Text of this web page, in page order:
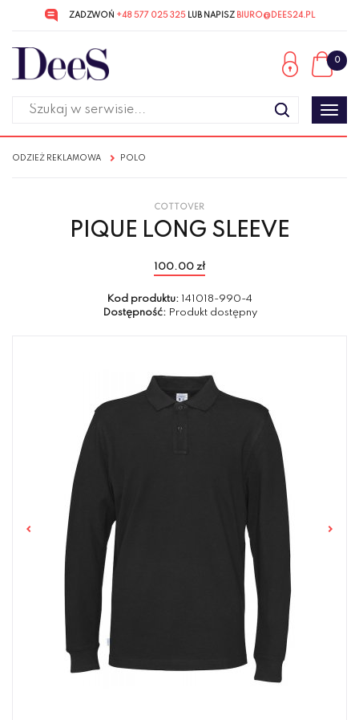
do menu
głównego
do
menu
w
ZADZWOŃ +48 577 025 325LUB NAPISZ BIURO@DEES24.PL
0
ODZIEŻ REKLAMOWA POLO
COTTOVER
PIQUE LONG SLEEVE
100.00 zł
Kod produktu: 141018-990-4
Dostępność: Produkt dostępny